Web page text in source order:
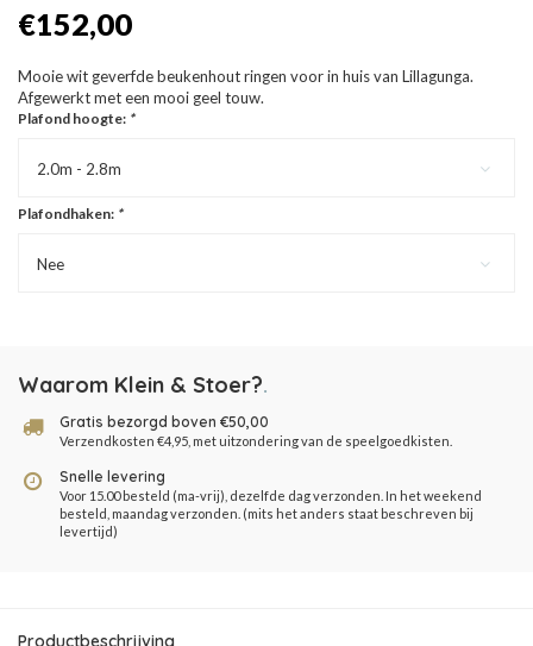
€152,00
Mooie wit geverfde beukenhout ringen voor in huis van Lillagunga.
Afgewerkt met een mooi geel touw.
Plafond hoogte: *
2.0m - 2.8m
Plafondhaken: *
Nee
Waarom Klein & Stoer?.
Gratis bezorgd boven €50,00
Verzendkosten €4,95, met uitzondering van de speelgoedkisten.
Snelle levering
Voor 15.00 besteld (ma-vrij), dezelfde dag verzonden. In het weekend
besteld, maandag verzonden. (mits het anders staat beschreven bij
levertijd)
Productbeschrijving